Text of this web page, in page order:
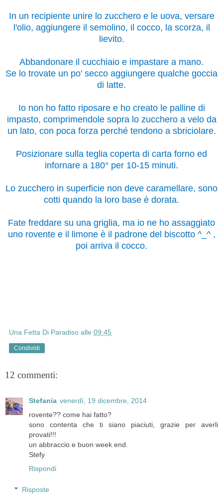
In un recipiente unire lo zucchero e le uova, versare
l'olio, aggiungere il semolino, il cocco, la scorza, il
lievito.
Abbandonare il cucchiaio e impastare a mano.
Se lo trovate un po' secco aggiungere qualche goccia
di latte.
Io non ho fatto riposare e ho creato le palline di
impasto, comprimendole sopra lo zucchero a velo da
un lato, con poca forza perché tendono a sbriciolare.
Posizionare sulla teglia coperta di carta forno ed
infornare a 180° per 10-15 minuti.
Lo zucchero in superficie non deve caramellare, sono
cotti quando la loro base è dorata.
Fate freddare su una griglia, ma io ne ho assaggiato
uno rovente e il limone è il padrone del biscotto ^_^ ,
poi arriva il cocco.
Una Fetta Di Paradiso alle 09:45
Condividi
12 commenti:
Stefania venerdì, 19 dicembre, 2014
rovente?? come hai fatto?
sono contenta che ti siano piaciuti, grazie per averli
provati!!!
un abbraccio e buon week end.
Stefy
Rispondi
Risposte